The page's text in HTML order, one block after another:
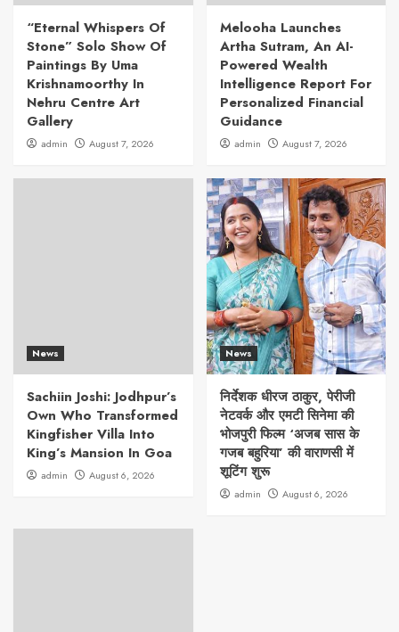
“Eternal Whispers Of
Stone” Solo Show Of
Paintings By Uma
Krishnamoorthy In
Nehru Centre Art
Gallery
admin August 7, 2026
Melooha Launches
Artha Sutram, An AI-
Powered Wealth
Intelligence Report For
Personalized Financial
Guidance
admin August 7, 2026
News
Sachiin Joshi: Jodhpur’s
Own Who Transformed
Kingfisher Villa Into
King’s Mansion In Goa
admin August 6, 2026
News
निर्देशक धीरज ठाकुर, पेरीजी
नेटवर्क और एमटी सिनेमा की
भोजपुरी फिल्म ‘अजब सास के
गजब बहुरिया’ की वाराणसी में
शूटिंग शुरू
admin August 6, 2026